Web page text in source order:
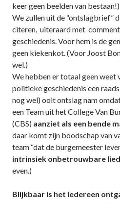
keer geen beelden van bestaan!)
We zullen uit de “ontslagbrief”
citeren, uiteraard met
geschiedenis. Voor hem is de
geen kiekenkot. (Voor Joost
wel.)
We hebben er totaal geen weet
politieke geschiedenis een
nog wel) ooit ontslag nam
een Team uit het College Van
(CBS) aanziet als een bende
daar komt zijn boodschap van
team “dat de burgemeester
intrinsiek onbetrouwbare
even.)
Blijkbaar is het iedereen